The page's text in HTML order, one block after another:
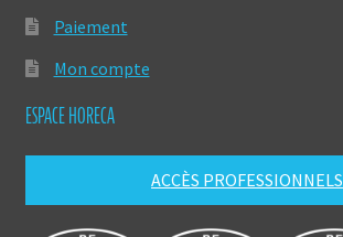
Paiement
Mon compte
ESPACE HORECA
ACCÈS PROFESSIONNELS